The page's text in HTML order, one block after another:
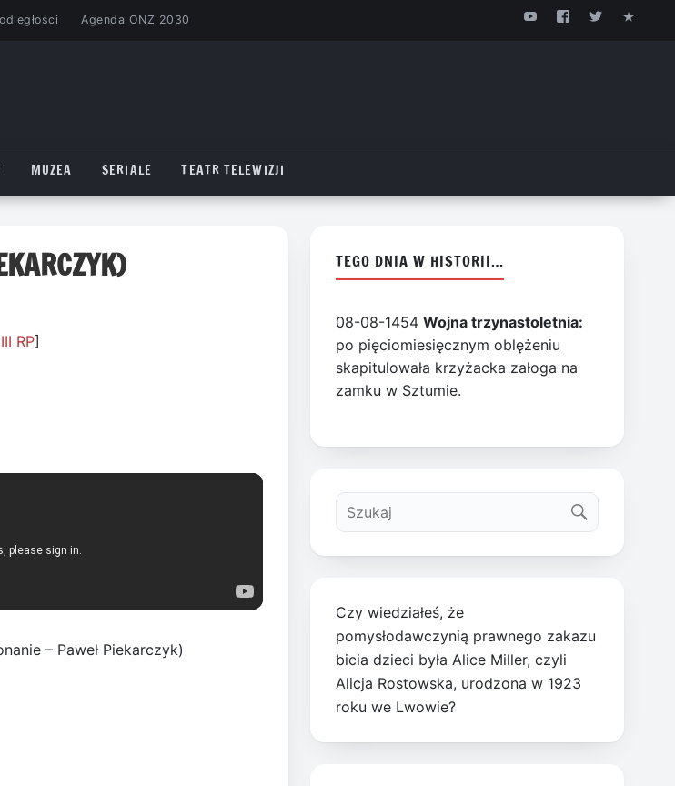
Agenda ONZ 2030
MUZEA SERIALE TEATR TELEWIZJI
RP]
– Paweł Piekarczyk)
TEGO DNIA W HISTORII…
08-08-1454Wojna trzynastoletnia:
po pięciomiesięcznym oblężeniu
skapitulowała krzyżacka załoga na
zamku w Sztumie.
Czy wiedziałeś, że
pomysłodawczynią prawnego zakazu
bicia dzieci była Alice Miller, czyli
Alicja Rostowska, urodzona w 1923
roku we Lwowie?